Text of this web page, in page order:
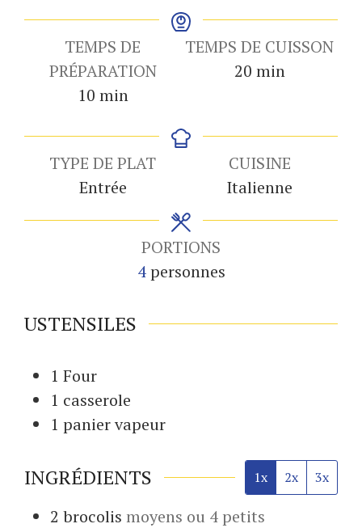
TEMPS DE
PRÉPARATION
10minutes
min
TEMPS DE CUISSON
20minutes
min
TYPE DE PLAT
Entrée
CUISINE
Italienne
PORTIONS
4 personnes
USTENSILES
1 Four
1 casserole
1 panier vapeur
INGRÉDIENTS 1x 2x 3x
2 brocolis moyens ou 4 petits